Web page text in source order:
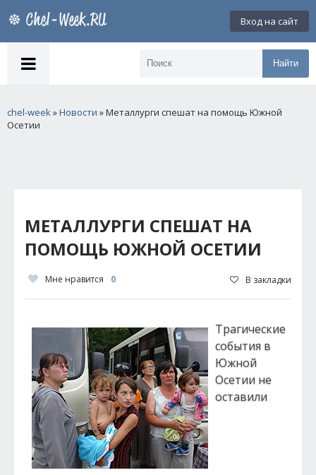
Вход на сайт
Найти
chel-week»Новости » Металлурги спешат на помощь Южной
Осетии
МЕТАЛЛУРГИ СПЕШАТ НА
ПОМОЩЬ ЮЖНОЙ ОСЕТИИ
Мне нравится 0 В закладки
Трагические
события в
Южной
Осетии не
оставили